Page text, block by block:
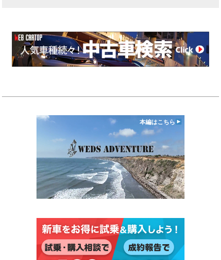
本編はこちら